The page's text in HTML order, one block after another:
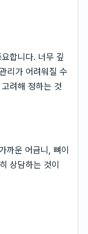
합니다. 너무 깊
리가 어려워질 수
려해 정하는 것
까운 어금니, 뼈이
상담하는 것이